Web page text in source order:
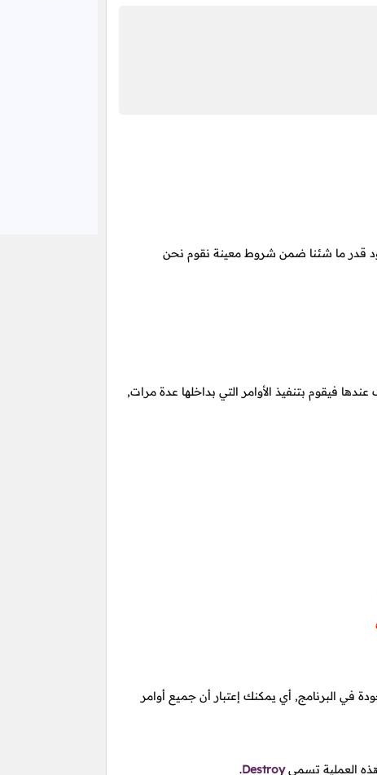
قدر ما شئنا ضمن شروط معينة نقوم نحن
فيقوم بتنفيذ الأوامر التي بداخلها عدة مرات,
في البرنامج, أي يمكنك إعتبار أن جميع أوامر
هذه العملية تسمىDestroy
.